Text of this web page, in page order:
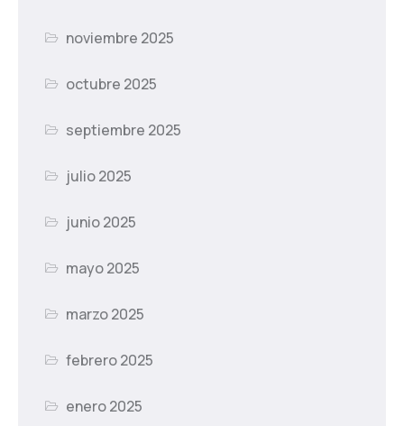
noviembre 2025
octubre 2025
septiembre 2025
julio 2025
junio 2025
mayo 2025
marzo 2025
febrero 2025
enero 2025